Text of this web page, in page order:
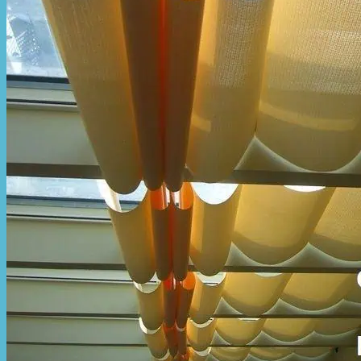
Hòa Phát Đạt
Giới thiệu Hòa Phát Đạt
Sản Phẩm
Sản Phẩm Bạt Che Ngoài Trời
Bạt kéo ngoài trời
Bạt che tự cuốn
Bạt nhựa xanh cam
Bạt sọc 3 màu
Bạt nhựa giá rẻ
Bạt lót ao hồ
Bạt nhựa đen HDPE
Màng chống thấm HDPE
Sản Phẩm Dù Che Ngoài Trời
Dù che nắng
Dù che quán cafe
Dù che sự kiện
Dù lệch tâm